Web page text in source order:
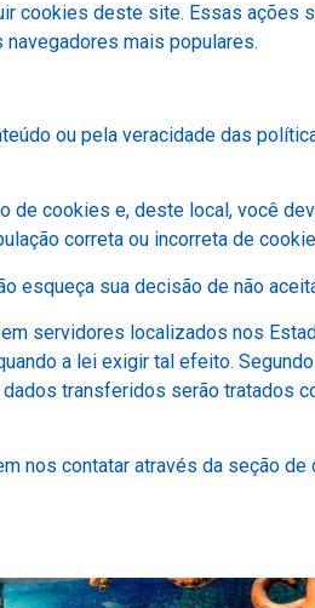
cookies deste site. Essas ações
mais populares.
ou pela veracidade das
de cookies e, deste local, você
correta ou incorreta de
esqueça sua decisão de não
servidores localizados nos
a lei exigir tal efeito.
transferidos serão tratados
nos contatar através da seção de